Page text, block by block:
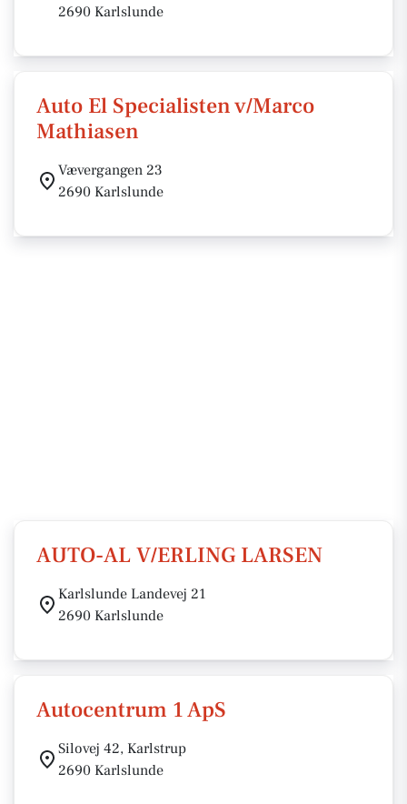
2690 Karlslunde
Auto El Specialisten v/Marco
Mathiasen
Vævergangen 23
2690 Karlslunde
AUTO-AL V/ERLING LARSEN
Karlslunde Landevej 21
2690 Karlslunde
Autocentrum 1 ApS
Silovej 42, Karlstrup
2690 Karlslunde